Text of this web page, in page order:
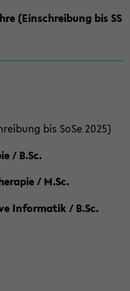
(Einschreibung bis SS
bis SoSe 2025)
/ B.Sc.
/ M.Sc.
Informatik / B.Sc.